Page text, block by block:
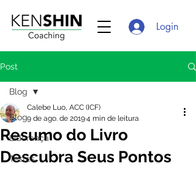
Login
Post
Blog
Liderança
Testes
Blog
Resumo do Livro
Descubra Seus Pontos
Calebe Luo, ACC (ICF)
9 de ago. de 20194 min de leitura